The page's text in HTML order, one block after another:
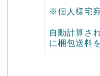
※個人様宅
自動計算さ
に梱包送料